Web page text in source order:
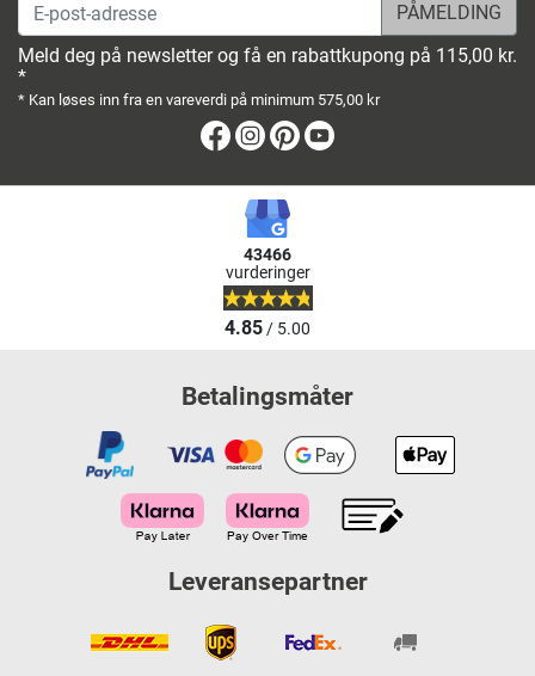
Meld deg på newsletter og få en rabattkupong på 115,00 kr.
*
* Kan løses inn fra en vareverdi på minimum 575,00 kr
Facebook
Instagram
Pinterest
43466
vurderinger
4.85/ 5.00
Betalingsmåter
Leveransepartner